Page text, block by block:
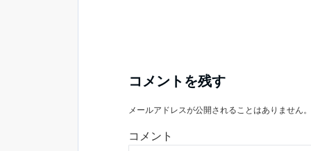
コメントを残す
メールアドレスが公開されることはありません。
コメント